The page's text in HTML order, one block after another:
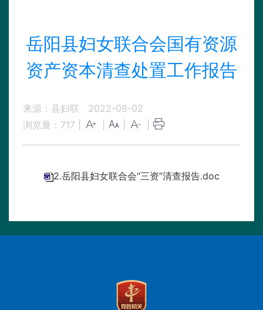
岳阳县妇女联合会国有资源
资产资本清查处置工作报告
来源：县妇联
2022-08-02
浏览量： 717
2.岳阳县妇女联合会“三资”清查报告.doc